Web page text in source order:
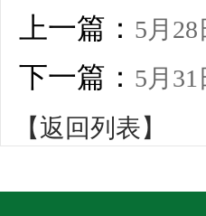
上一篇： 5月
下一篇： 5月
【返回列表】